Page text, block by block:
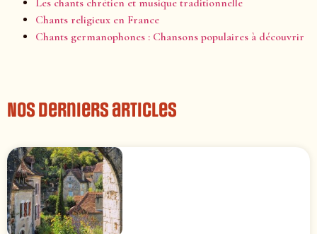
Chants religieux en France
Chants germanophones : Chansons populaires à découvrir
Nos derniers articles